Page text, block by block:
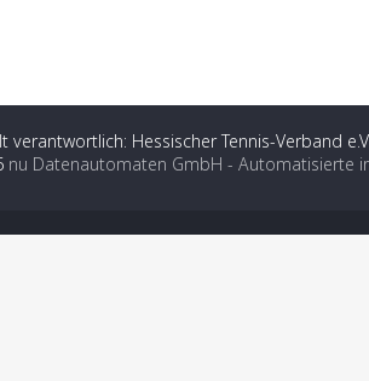
verantwortlich: Hessischer Tennis-Verband
nu Datenautomaten GmbH - Automatisierte